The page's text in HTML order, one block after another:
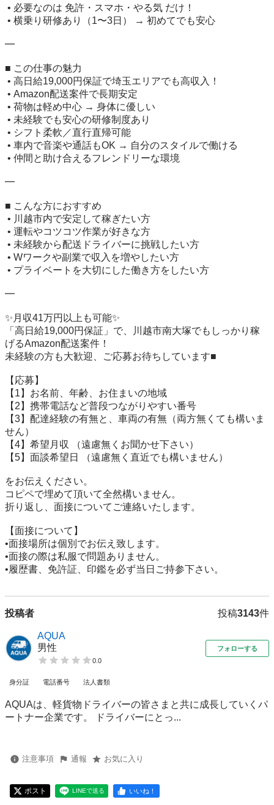
━
■ この仕事の魅力
━
■ こんな方におすすめ
━
✨月収41万円以上も可能✨
「高日給19,000円保証」で、川越市南大塚でもしっかり稼
げるAmazon配送案件！
未経験の方も大歓迎、ご応募お待ちしています■
【応募】
【1】お名前、年齢、お住まいの地域
【2】携帯電話など普段つながりやすい番号
【3】配達経験の有無と、車両の有無（両方無くても構いま
せん）
【4】希望月収 （遠慮無くお聞かせ下さい）
【5】面談希望日 （遠慮無く直近でも構いません）
をお伝えください。
コピペで埋めて頂いて全然構いません。
折り返し、面接についてご連絡いたします。
【面接について】
•面接場所は個別でお伝え致します。
•面接の際は私服で問題ありません。
•履歴書、免許証、印鑑を必ず当日ご持参下さい。
投稿者 投稿3143件
AQUA
男性
0.0
フォローする
身分証 電話番号 法人書類
AQUAは、軽貨物ドライバーの皆さまと共に成長していくパ
ートナー企業です。 ドライバーにとっ...
注意事項 通報 お気に入り
ポスト LINEで送る いいね！